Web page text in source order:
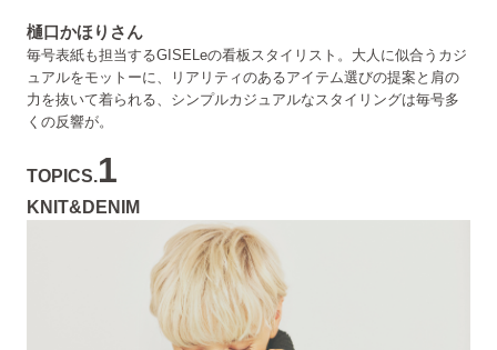
樋口かほりさん
毎号表紙も担当するGISELeの看板スタイリスト。大人に似合うカジ
ュアルをモットーに、リアリティのあるアイテム選びの提案と肩の
力を抜いて着られる、シンプルカジュアルなスタイリングは毎号多
くの反響が。
TOPICS.1
KNIT&DENIM